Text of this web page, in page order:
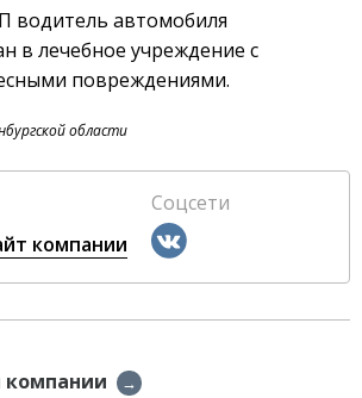
водитель автомобиля
в лечебное учреждение с
повреждениями.
области
компании
Соцсети
компании →